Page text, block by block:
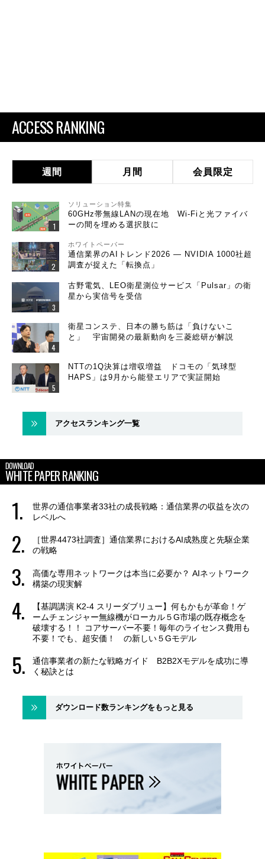
ACCESS RANKING
週間 月間 会員限定
ソリューション特集
60GHz帯無線LANの現在地 Wi-Fiと光ファイバ
ーの間を埋める選択肢に
ホワイトペーパー
通信業界のAIトレンド2026 ― NVIDIA 1000社超
調査が捉えた「転換点」
古野電気、LEO衛星測位サービス「Pulsar」の衛
星から実信号を受信
衛星コンステ、日本の勝ち筋は「負けないこ
と」 宇宙開発の最新動向を三菱総研が解説
NTTの1Q決算は増収増益 ドコモの「気球型
HAPS」は9月から能登エリアで実証開始
アクセスランキング一覧
DOWNLOAD
WHITE PAPER RANKING
世界の通信事業者33社の成長戦略：通信業界の収益を次の
レベルへ
［世界4473社調査］通信業界におけるAI成熟度と先駆企業
の戦略
高価な専用ネットワークは本当に必要か？ AIネットワーク
構築の現実解
【基調講演 K2-4 スリーダブリュー】何もかもが革命！ゲ
ームチェンジャー無線機がローカル５G市場の既存概念を
破壊する！！ コアサーバー不要！毎年のライセンス費用も
不要！でも、超安価！ の新しい５Gモデル
通信事業者の新たな戦略ガイド B2B2Xモデルを成功に導
く秘訣とは
ダウンロード数ランキングをもっと見る